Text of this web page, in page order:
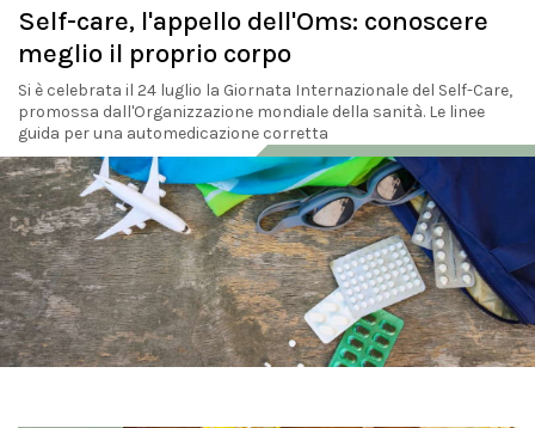
Self-care, l'appello dell'Oms: conoscere
meglio il proprio corpo
Si è celebrata il 24 luglio la Giornata Internazionale del Self-Care,
promossa dall'Organizzazione mondiale della sanità. Le linee
guida per una automedicazione corretta